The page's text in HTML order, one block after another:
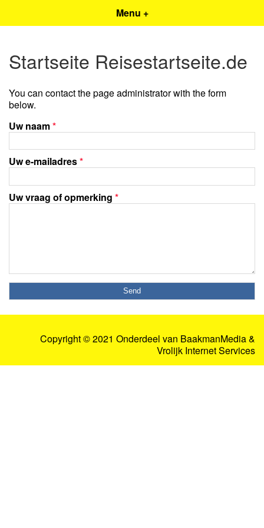
Menu +
Startseite Reisestartseite.de
You can contact the page administrator with the form
below.
Uw naam*
Uw e-mailadres*
Uw vraag of opmerking *
Copyright © 2021 Onderdeel van BaakmanMedia&
Vrolijk Internet Services